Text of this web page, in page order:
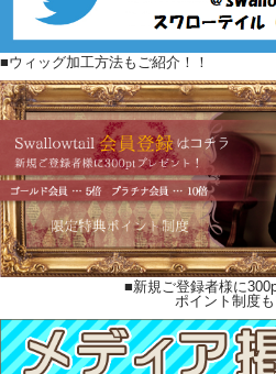
■ウィッグ加工方法もご紹介！！
■新規ご登録者様に
ポイント制度も